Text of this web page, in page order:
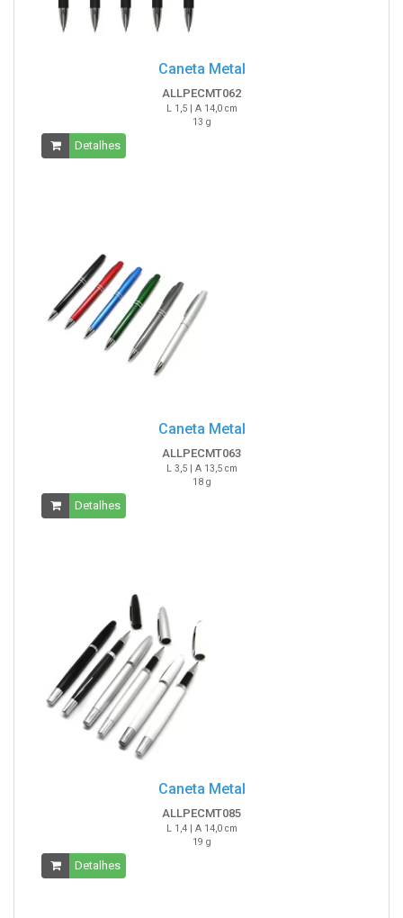
Caneta Metal
ALLPECMT062
L 1,5 | A 14,0 cm
13 g
Detalhes
Caneta Metal
ALLPECMT063
L 3,5 | A 13,5 cm
18 g
Detalhes
Caneta Metal
ALLPECMT085
L 1,4 | A 14,0 cm
19 g
Detalhes